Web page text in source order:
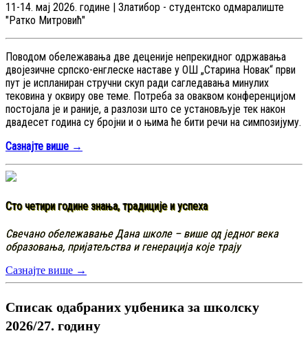
11-14. мај 2026. године | Златибор - студентско одмаралиште
"Ратко Митровић"
Поводом обележавања две деценије непрекидног одржавања
двојезичне српско-енглеске наставе у ОШ „Старина Новак“ први
пут је испланиран стручни скуп ради сагледавања минулих
тековина у оквиру ове теме. Потреба за оваквом конференцијом
постојала је и раније, а разлози што се установљује тек након
двадесет година су бројни и о њима ће бити речи на симпозијуму.
Сазнајте више →
Сто четири године знања, традиције и успеха
Свечано обележавање Дана школе – више од једног века
образовања, пријатељства и генерација које трају
Сазнајте више →
Списак одабраних уџбеника за школску
2026/27. годину